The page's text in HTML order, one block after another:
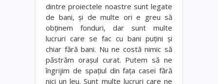
dintre proiectele noastre sunt legate
de bani, şi de multe ori e greu să
obţinem fonduri, dar sunt multe
lucruri care se fac cu bani puţini şi
chiar fără bani. Nu ne costă nimic să
păstrăm oraşul curat. Putem să ne
îngrijim de spaţiul din faţa casei fără
nici un leu. Sunt multe lucruri care ne